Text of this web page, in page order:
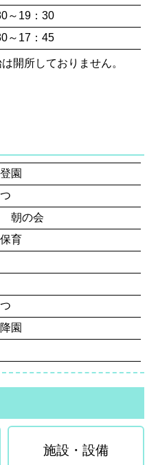
～19：30
～17：45
開所しておりません。
園
朝の会
育
園
施設・設備